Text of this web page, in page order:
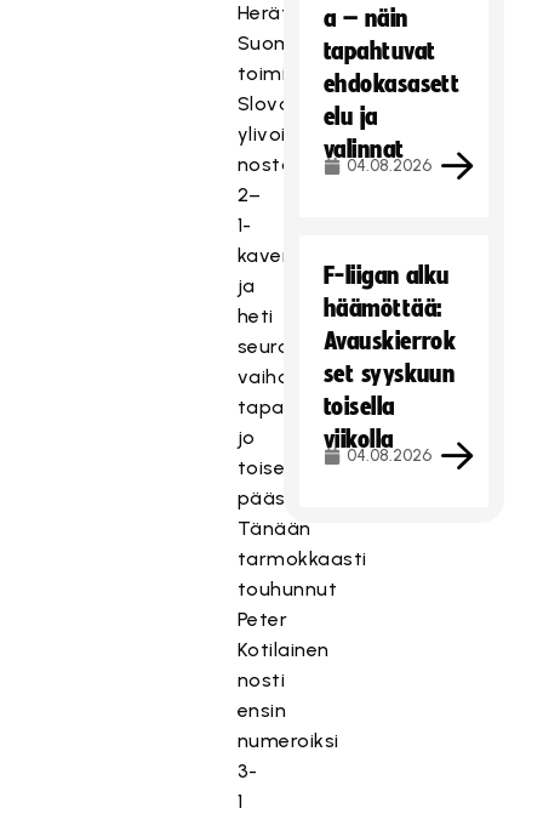
Herätyskellona
Suomelle
toimi
Slovakian
ylivoimalla
nostama
2–
1-
kavennus,
ja
heti
seuraavassa
vaihdossa
tapahtui
jo
toisessakin
päässä.
Tänään
tarmokkaasti
touhunnut
Peter
Kotilainen
nosti
ensin
numeroiksi
3-
1
a – näin
tapahtuvat
ehdokasasett
elu ja
valinnat
04.08.2026
F-liigan alku
häämöttää:
Avauskierrok
set syyskuun
toisella
viikolla
04.08.2026